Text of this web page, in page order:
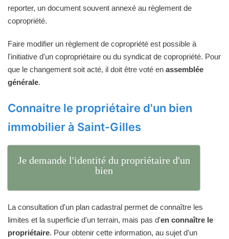
reporter, un document souvent annexé au règlement de
copropriété.
Faire modifier un règlement de copropriété est possible à
l'initiative d'un copropriétaire ou du syndicat de copropriété. Pour
que le changement soit acté, il doit être voté en assemblée
générale.
Connaitre le propriétaire d'un bien
immobilier à Saint-Gilles
Je demande l'identité du propriétaire d'un
bien
La consultation d'un plan cadastral permet de connaître les
limites et la superficie d'un terrain, mais pas d'en connaître le
propriétaire. Pour obtenir cette information, au sujet d'un